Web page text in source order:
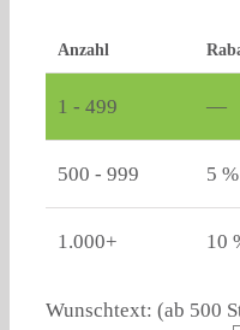
Anzahl
1 - 499 —
500 - 999 5 %
1.000+ 10
Wunschtext: (ab 500